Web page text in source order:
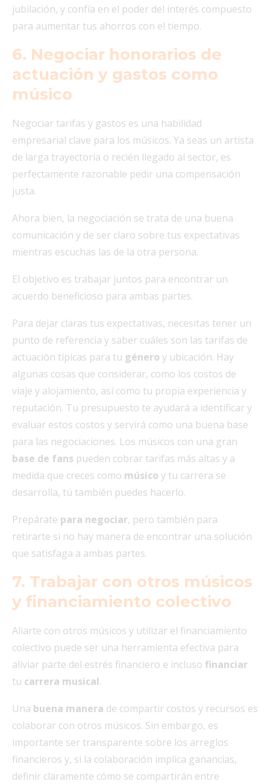
jubilación, y confía en el poder del interés compuesto
para aumentar tus ahorros con el tiempo.
6. Negociar honorarios de
actuación y gastos como
músico
Negociar tarifas y gastos es una habilidad
empresarial clave para los músicos. Ya seas un artista
de larga trayectoria o recién llegado al sector, es
perfectamente razonable pedir una compensación
justa.
Ahora bien, la negociación se trata de una buena
comunicación y de ser claro sobre tus expectativas
mientras escuchas las de la otra persona.
El objetivo es trabajar juntos para encontrar un
acuerdo beneficioso para ambas partes.
Para dejar claras tus expectativas, necesitas tener un
punto de referencia y saber cuáles son las tarifas de
actuación típicas para tu género y ubicación. Hay
algunas cosas que considerar, como los costos de
viaje y alojamiento, así como tu propia experiencia y
reputación. Tu presupuesto te ayudará a identificar y
evaluar estos costos y servirá como una buena base
para las negociaciones. Los músicos con una gran
base de fans pueden cobrar tarifas más altas y a
medida que creces como músico y tu carrera se
desarrolla, tú también puedes hacerlo.
Prepárate para negociar, pero también para
retirarte si no hay manera de encontrar una solución
que satisfaga a ambas partes.
7. Trabajar con otros músicos
y financiamiento colectivo
Aliarte con otros músicos y utilizar el financiamiento
colectivo puede ser una herramienta efectiva para
aliviar parte del estrés financiero e incluso financiar
tu carrera musical.
Una buena manera de compartir costos y recursos es
colaborar con otros músicos. Sin embargo, es
importante ser transparente sobre los arreglos
financieros y, si la colaboración implica ganancias,
definir claramente cómo se compartirán entre